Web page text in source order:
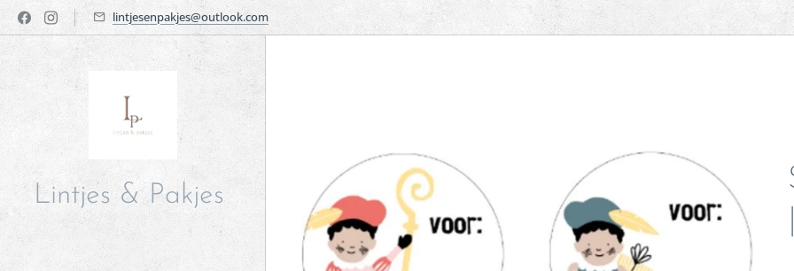
lintjesenpakjes@outlook.com
Lintjes & Pakjes